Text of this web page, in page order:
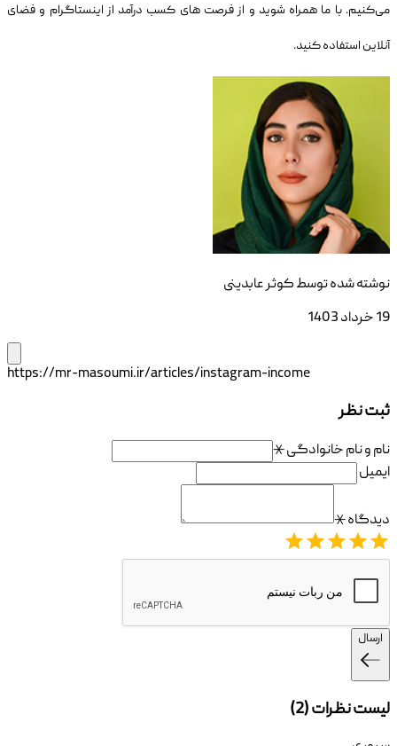
می‌کنیم. با ما همراه شوید و از فرصت های کسب درآمد از اینستاگرام و فضای
آنلاین استفاده کنید.
نوشته شده توسطکوثر عابدینی
19 خرداد 1403
https://mr-masoumi.ir/articles/instagram-income
ثبت نظر
نام و نام خانوادگی⚹
ایمیل
دیدگاه⚹
ارسال
لیست نظرات (2
)